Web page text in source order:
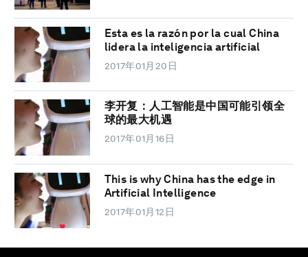
Esta es la razón por la cual China
lidera la inteligencia artificial
2017年01月20日
李开复：人工智能是中国可能引领全
球的最大机遇
2017年01月16日
This is why China has the edge in
Artificial Intelligence
2017年01月12日